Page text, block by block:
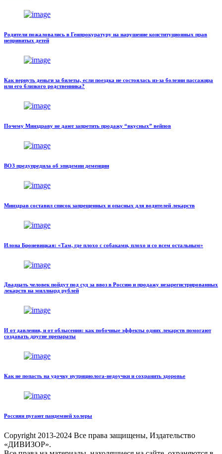
Родители пожаловались в Генпрокуратуру на нарушение конституционных прав
непривитых детей
Как вернуть деньги за билеты, если поездка не состоялась из-за болезни пассажира
или его близкого родственника?
Почему Минздраву не дают запретить продажу “вкусных” вейпов
ВОЗ предупредила об эпидемии деменции
Минздрав составил список запрещенных и опасных для водителей лекарств
Илона Броневицкая: «Там, где плохо с собаками, плохо и со всем остальным»
Двадцать человек пойдут под суд за ввоз в Россию и продажу незарегистрированных
лекарств на миллиард рублей
И от давления, и от облысения: как побочные эффекты одних лекарств помогают
создавать другие препараты
Как не попасть на удочку нутрициолога-недоучки и сохранить здоровье
Россиян пугают пандемией холеры
Copyright 2013-2024 Все права защищены, Издательство
«ДИВИЗОР».